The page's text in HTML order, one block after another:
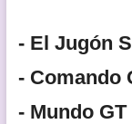
- El Jugón
- Comando
- Mundo GT